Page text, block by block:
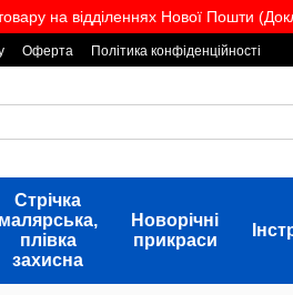
товару на відділеннях Нової Пошти
Оферта Політика конфіденційності
Стрічка
малярська,
плівка
захисна
Новорічні
прикраси